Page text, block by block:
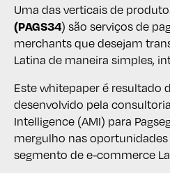
Uma das verticais de
(PAGS34) são serviços de
merchants que desejam
Latina de maneira simples,
Este whitepaper é resultado
desenvolvido pela
Intelligence (AMI) para
mergulho nas
segmento de e-commerce